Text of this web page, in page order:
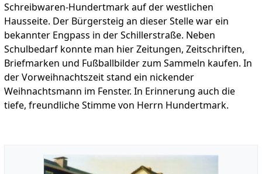
Schreibwaren-Hundertmark auf der westlichen
Hausseite. Der Bürgersteig an dieser Stelle war ein
bekannter Engpass in der Schillerstraße. Neben
Schulbedarf konnte man hier Zeitungen, Zeitschriften,
Briefmarken und Fußballbilder zum Sammeln kaufen. In
der Vorweihnachtszeit stand ein nickender
Weihnachtsmann im Fenster. In Erinnerung auch die
tiefe, freundliche Stimme von Herrn Hundertmark.